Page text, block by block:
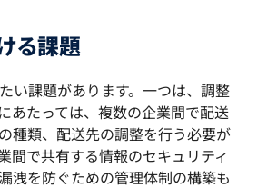
る課題
い課題があります。一つは、調整
あたっては、複数の企業間で配送
種類、配送先の調整を行う必要が
間で共有する情報のセキュリティ
洩を防ぐための管理体制の構築も